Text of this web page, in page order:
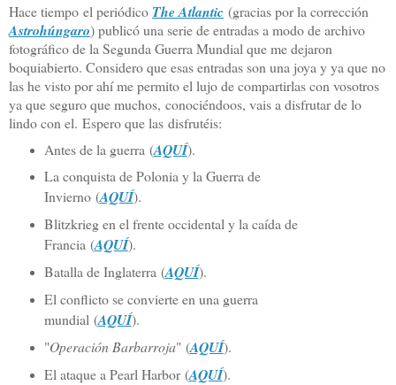
Hace tiempo el periódico The Atlantic (gracias por la corrección
Astrohúngaro) publicó una serie de entradas a modo de archivo
fotográfico de la Segunda Guerra Mundial que me dejaron
boquiabierto. Considero que esas entradas son una joya y ya que no
las he visto por ahí me permito el lujo de compartirlas con vosotros
ya que seguro que muchos, conociéndoos, vais a disfrutar de lo
lindo con el. Espero que las disfrutéis:
Antes de la guerra (AQUÍ).
La conquista de Polonia y la Guerra de
Invierno (AQUÍ).
Blitzkrieg en el frente occidental y la caída de
Francia (AQUÍ).
Batalla de Inglaterra (AQUÍ).
El conflicto se convierte en una guerra
mundial (AQUÍ).
"Operación Barbarroja" (AQUÍ).
El ataque a Pearl Harbor (AQUÍ).